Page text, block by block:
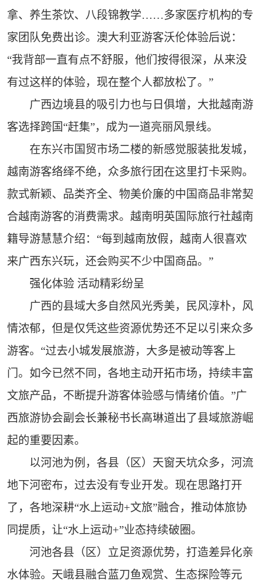
拿、养生茶饮、八段锦教学……多家医疗机构的专
家团队免费出诊。澳大利亚游客沃伦体验后说：
“我背部一直有点不舒服，他们按得很深，从来没
有过这样的体验，现在整个人都放松了。”
广西边境县的吸引力也与日俱增，大批越南游
客选择跨国“赶集”，成为一道亮丽风景线。
在东兴市国贸市场二楼的新感觉服装批发城，
越南游客络绎不绝，众多旅行团在这里打卡采购。
款式新颖、品类齐全、物美价廉的中国商品非常契
合越南游客的消费需求。越南明英国际旅行社越南
籍导游慧慧介绍：“每到越南放假，越南人很喜欢
来广西东兴玩，还会购买不少中国商品。”
强化体验 活动精彩纷呈
广西的县域大多自然风光秀美，民风淳朴，风
情浓郁，但是仅凭这些资源优势还不足以引来众多
游客。“过去小城发展旅游，大多是被动等客上
门。如今已然不同，各地主动开拓市场，持续丰富
文旅产品，不断提升游客体验感与情绪价值。”广
西旅游协会副会长兼秘书长高琳道出了县域旅游崛
起的重要因素。
以河池为例，各县（区）天窗天坑众多，河流
地下河密布，过去没有专业开发。现在思路打开
了，各地深耕“水上运动+文旅”融合，推动体旅协
同提质，让“水上运动+”业态持续破圈。
河池各县（区）立足资源优势，打造差异化亲
水体验。天峨县融合蓝刀鱼观赏、生态探险等元